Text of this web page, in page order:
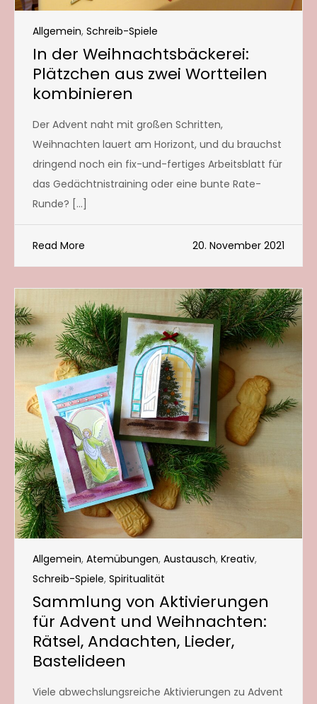
Allgemein, Schreib-Spiele
In der Weihnachtsbäckerei:
Plätzchen aus zwei Wortteilen
kombinieren
Der Advent naht mit großen Schritten,
Weihnachten lauert am Horizont, und du brauchst
dringend noch ein fix-und-fertiges Arbeitsblatt für
das Gedächtnistraining oder eine bunte Rate-
Runde? […]
Read More 20. November 2021
Allgemein, Atemübungen, Austausch, Kreativ,
Schreib-Spiele, Spiritualität
Sammlung von Aktivierungen
für Advent und Weihnachten:
Rätsel, Andachten, Lieder,
Bastelideen
Viele abwechslungsreiche Aktivierungen zu Advent